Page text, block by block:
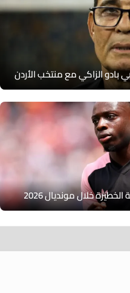
الزاكي مع منتخب الأردن
خلال مونديال 2026